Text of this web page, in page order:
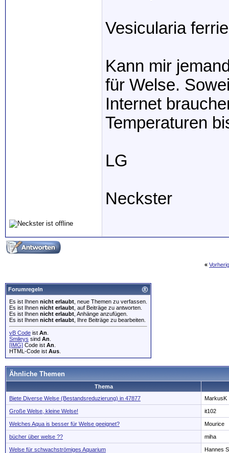
Vesicularia
Kann mir
für Welse.
Internet
Temperaturen
LG
Neckster
«
Forumregeln
Es ist Ihnen nicht erlaubt , neue Themen zu verfassen.
Es ist Ihnen nicht erlaubt , auf Beiträge zu antworten.
Es ist Ihnen nicht erlaubt , Anhänge anzufügen.
Es ist Ihnen nicht erlaubt , Ihre Beiträge zu bearbeiten.
vB Code ist An
Smileys sind An
[IMG] Code ist An
HTML-Code ist Aus
Ähnliche Themen
Thema
Biete Diverse Welse (Bestandsreduzierung) in 47877
MarkusK
Große Welse, kleine Welse! it102
Welches Aqua is besser für Welse geeignet? Mourice
bücher über welse ?? miha
Welse für schwachströmiges Aquarium Hannes